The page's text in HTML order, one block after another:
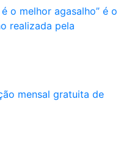
o melhor agasalho” é o
realizada pela
mensal gratuita de